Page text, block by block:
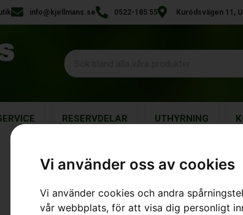
Vi använder oss av cookies
Vi använder cookies och andra
vår webbplats, för att visa dig personligt
info@kjellmans.se 0522-185 55 Kurödsvägen 11,
RESERVDELAR UTHYRNING